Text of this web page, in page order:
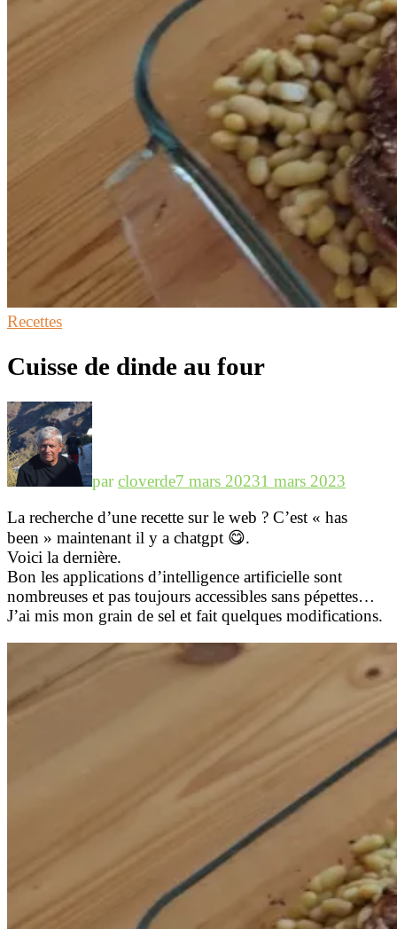
Recettes
Cuisse de dinde au four
parcloverde7 mars 20231 mars 2023
La recherche d’une recette sur le web ? C’est « has
been » maintenant il y a chatgpt 😋.
Voici la dernière.
Bon les applications d’intelligence artificielle sont
nombreuses et pas toujours accessibles sans pépettes…
J’ai mis mon grain de sel et fait quelques modifications.